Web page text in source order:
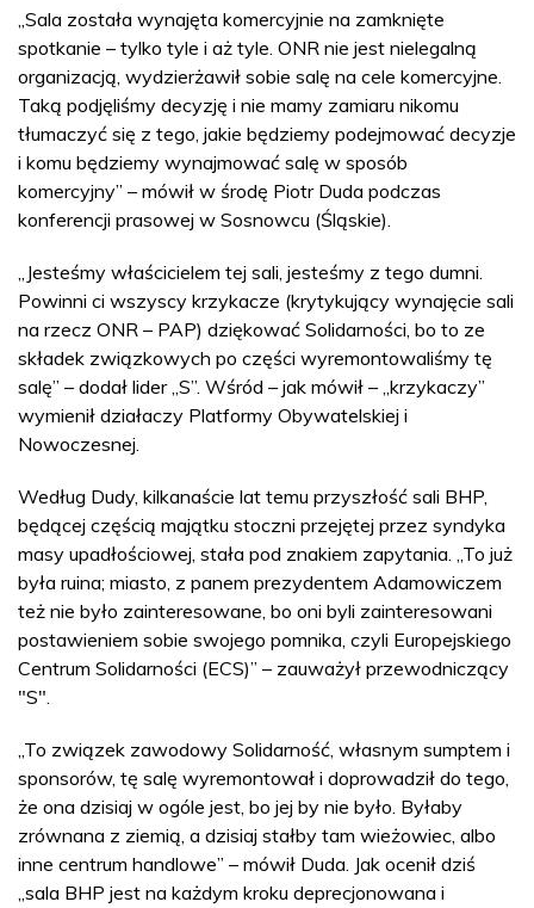
„Sala została wynajęta komercyjnie na zamknięte
spotkanie – tylko tyle i aż tyle. ONR nie jest nielegalną
organizacją, wydzierżawił sobie salę na cele komercyjne.
Taką podjęliśmy decyzję i nie mamy zamiaru nikomu
tłumaczyć się z tego, jakie będziemy podejmować decyzje
i komu będziemy wynajmować salę w sposób
komercyjny” – mówił w środę Piotr Duda podczas
konferencji prasowej w Sosnowcu (Śląskie).
„Jesteśmy właścicielem tej sali, jesteśmy z tego dumni.
Powinni ci wszyscy krzykacze (krytykujący wynajęcie sali
na rzecz ONR – PAP) dziękować Solidarności, bo to ze
składek związkowych po części wyremontowaliśmy tę
salę” – dodał lider „S”. Wśród – jak mówił – „krzykaczy”
wymienił działaczy Platformy Obywatelskiej i
Nowoczesnej.
Według Dudy, kilkanaście lat temu przyszłość sali BHP,
będącej częścią majątku stoczni przejętej przez syndyka
masy upadłościowej, stała pod znakiem zapytania. „To już
była ruina; miasto, z panem prezydentem Adamowiczem
też nie było zainteresowane, bo oni byli zainteresowani
postawieniem sobie swojego pomnika, czyli Europejskiego
Centrum Solidarności (ECS)” – zauważył przewodniczący
"S".
„To związek zawodowy Solidarność, własnym sumptem i
sponsorów, tę salę wyremontował i doprowadził do tego,
że ona dzisiaj w ogóle jest, bo jej by nie było. Byłaby
zrównana z ziemią, a dzisiaj stałby tam wieżowiec, albo
inne centrum handlowe” – mówił Duda. Jak ocenił dziś
„sala BHP jest na każdym kroku deprecjonowana i